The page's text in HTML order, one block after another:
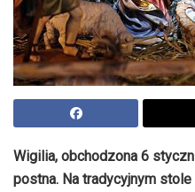
Wigilia, obchodzona 6
postna. Na tradycyjnym